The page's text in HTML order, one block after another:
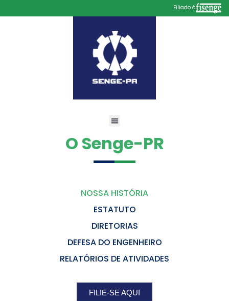
Filiado à
O Senge-PR
NOSSA HISTÓRIA
ESTATUTO
DIRETORIAS
DEFESA DO ENGENHEIRO
RELATÓRIOS DE ATIVIDADES
FILIE-SE AQUI